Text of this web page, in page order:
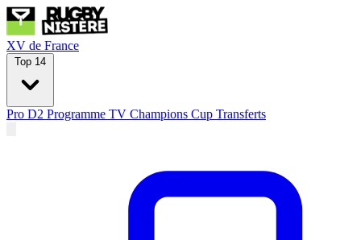
XV de France
Top 14
Pro D2 Programme TV Champions Cup Transferts